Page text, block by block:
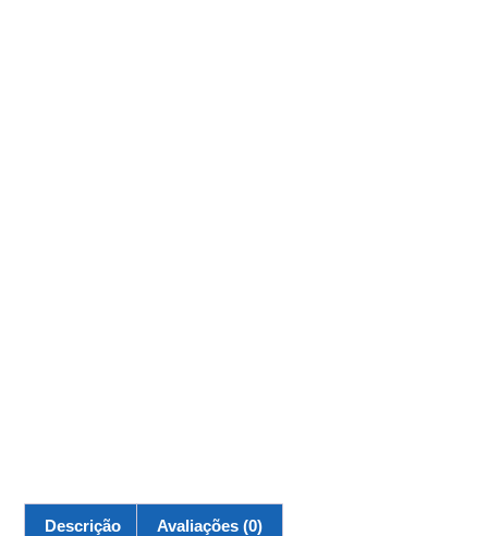
Descrição Avaliações (0)